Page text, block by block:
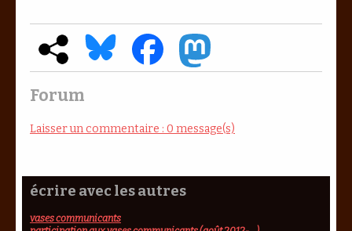
Forum
Laisser un commentaire : 0 message(s)
écrire avec les autres
vases communicants